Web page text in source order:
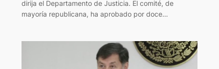
dirija el Departamento de Justicia. El comité, de
mayoría republicana, ha aprobado por doce…